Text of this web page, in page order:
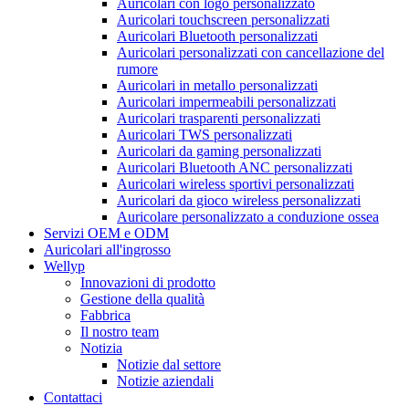
Auricolari con logo personalizzato
Auricolari touchscreen personalizzati
Auricolari Bluetooth personalizzati
Auricolari personalizzati con cancellazione del
rumore
Auricolari in metallo personalizzati
Auricolari impermeabili personalizzati
Auricolari trasparenti personalizzati
Auricolari TWS personalizzati
Auricolari da gaming personalizzati
Auricolari Bluetooth ANC personalizzati
Auricolari wireless sportivi personalizzati
Auricolari da gioco wireless personalizzati
Auricolare personalizzato a conduzione ossea
Servizi OEM e ODM
Auricolari all'ingrosso
Wellyp
Innovazioni di prodotto
Gestione della qualità
Fabbrica
Il nostro team
Notizia
Notizie dal settore
Notizie aziendali
Contattaci